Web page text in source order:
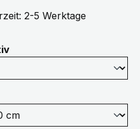
2-5 Werktage
auswählen